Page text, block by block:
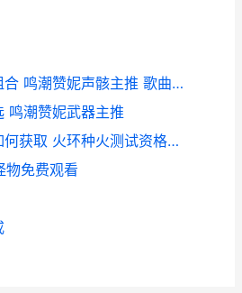
鸣潮赞妮声骸如何组合 鸣潮赞妮声骸主推 歌曲潮鸣
鸣潮赞妮武器主推
火环种火测试资格如何获取 火环种火测试资格获取方式 火环图片
物免费观看